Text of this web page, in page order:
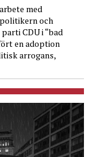
med
och
CDU i “bad
en adoption
arrogans,